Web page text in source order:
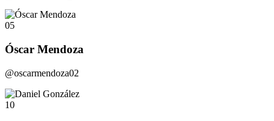
05
Óscar Mendoza
@oscarmendoza02
10